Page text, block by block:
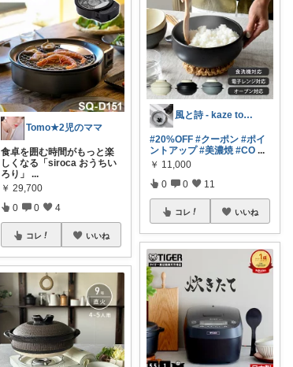
Tomo★2児のママ
食卓を囲む時間がもっと楽
しくなる「siroca おうちい
ろり」
...
￥ 29,700
0 0 4
コレ いいね
風と詩 - kaze to uta -
#20%OFF #クーポン #ポイ
ントアップ #美濃焼 #CO ...
￥ 11,000
0 0 11
コレ いいね